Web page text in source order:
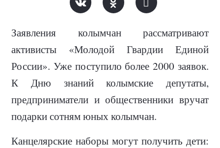
Заявления колымчан рассматривают
активисты «Молодой Гвардии Единой
России». Уже поступило более 2000 заявок.
К Дню знаний колымские депутаты,
предприниматели и общественники вручат
подарки сотням юных колымчан.
Канцелярские наборы могут получить дети: